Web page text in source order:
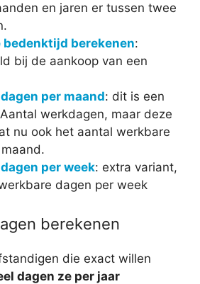
en jaren er tussen twee
berekenen:
bij de aankoop van een
per maand: dit is een
werkdagen, maar deze
nu ook het aantal werkbare
per week: extra variant,
dagen per week
berekenen
die exact willen
dagen ze per jaar